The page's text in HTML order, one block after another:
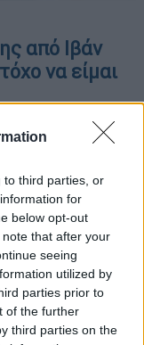
to third parties, or
for
below opt-out
that after your
seeing
utilized by
parties prior to
of the further
third parties on the
από Ιβάν
να είμαι
Ιβάν
και Ζοσέ
προσπάθεια.